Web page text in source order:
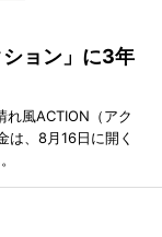
ョン」に3年
れ風ACTION（アク
は、8月16日に開く